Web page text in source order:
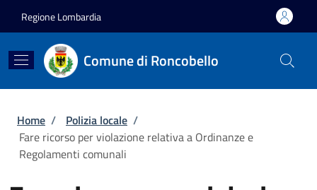
Regione Lombardia
Comune di Roncobello
Briciole di pane
Home / Polizia locale /
Fare ricorso per violazione relativa a Ordinanze e
Regolamenti comunali